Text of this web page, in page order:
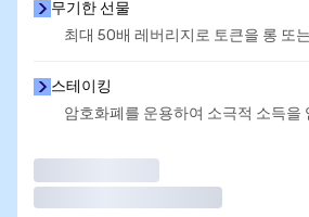
무기한 선물
최대 50배 레버리지로 토큰을 롱 또
스테이킹
암호화폐를 운용하여 소극적 소득을